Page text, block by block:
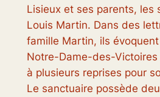
Lisieux et ses parents, les
Louis Martin. Dans des
famille Martin, ils
Notre-Dame-des-
à plusieurs reprises pour
Le sanctuaire possède